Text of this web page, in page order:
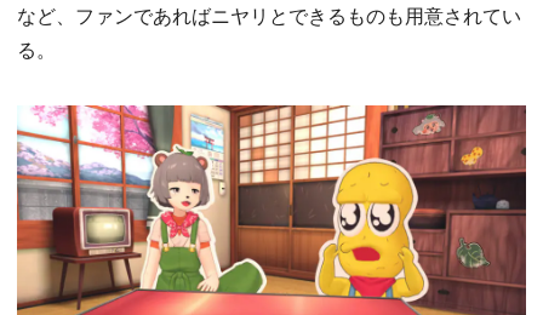
など、ファンであればニヤリとできるものも用意されてい
る。